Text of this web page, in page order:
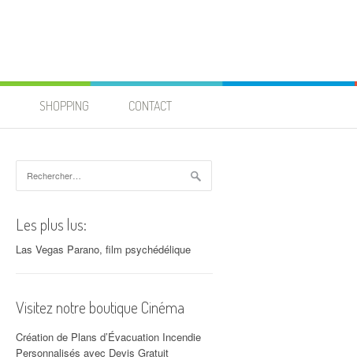
SHOPPING CONTACT
Les plus lus:
Las Vegas Parano, film psychédélique
Visitez notre boutique Cinéma
Création de Plans d’Évacuation Incendie
Personnalisés avec Devis Gratuit